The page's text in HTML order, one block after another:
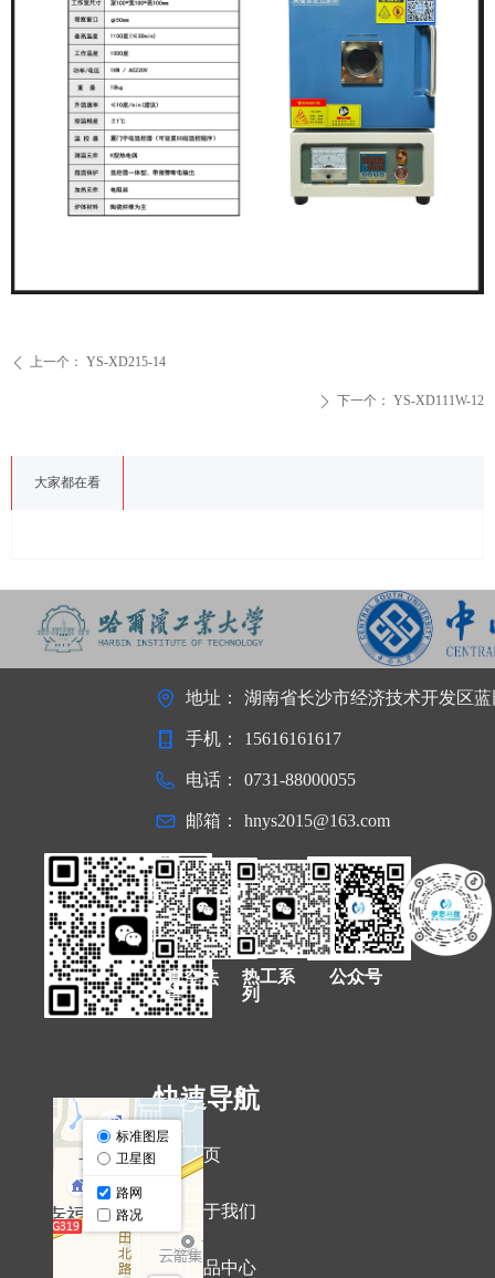
大家都在看
ꄴ 上一个： YS-XD215-14
ꄲ 下一个： YS-XD111W-12
地址： 湖南省长沙市经济技术开发区
手机： 15616161617
电话： 0731-88000055
邮箱： hnys2015@163.com
快速导航
首页
关于我们
ꁇ 产品中心
真空法
兰
热工系
列
公众号